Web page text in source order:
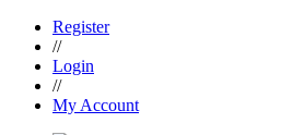
Register
//
Login
//
My Account